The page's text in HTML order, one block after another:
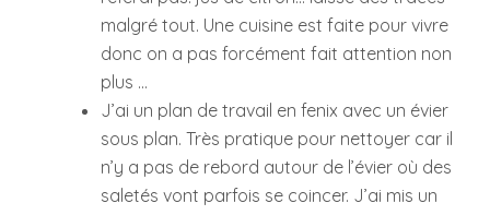
malgré tout. Une cuisine est faite pour vivre
donc on a pas forcément fait attention non
plus …
J’ai un plan de travail en fenix avec un évier
sous plan. Très pratique pour nettoyer car il
n’y a pas de rebord autour de l’évier où des
saletés vont parfois se coincer. J’ai mis un